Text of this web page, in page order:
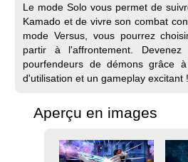
Le mode Solo vous permet de
Kamado et de vivre son combat
mode Versus, vous pourrez
partir à l'affrontement.
pourfendeurs de démons grâce
d'utilisation et un gameplay excitant !
Aperçu en images